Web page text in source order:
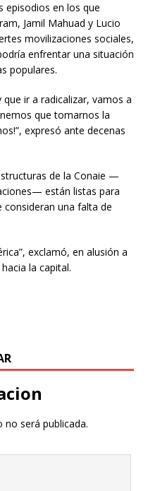
episodios en los que
Jamil Mahuad y Lucio
movilizaciones sociales,
enfrentar una situación
populares.
que ir a radicalizar, vamos a
que tomarnos la
expresó ante decenas
de la Conaie —
están listas para
consideran una falta de
exclamó, en alusión a
la capital.
será publicada.